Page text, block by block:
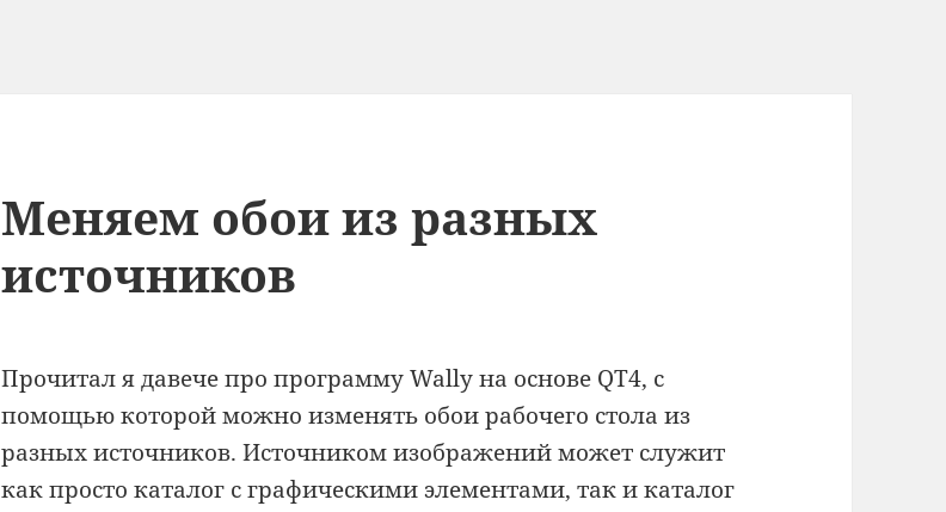
Меняем обои из разных
источников
Прочитал я давече про программу Wally на основе QT4, с
помощью которой можно изменять обои рабочего стола из
разных источников. Источником изображений может служит
как просто каталог с графическими элементами, так и каталог